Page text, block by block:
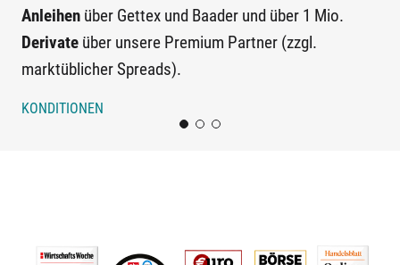
Anleihen über Gettex und Baader und über 1 Mio.
Derivate über unsere Premium Partner (zzgl.
marktüblicher Spreads).
KONDITIONEN